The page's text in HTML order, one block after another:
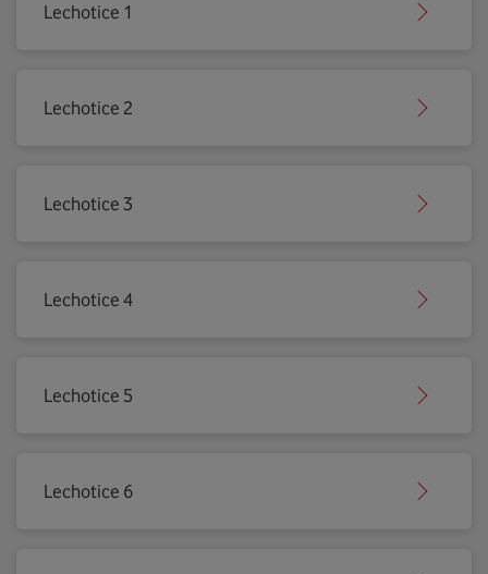
Lechotice 1
Lechotice 2
Lechotice 3
Lechotice 4
Lechotice 5
Lechotice 6